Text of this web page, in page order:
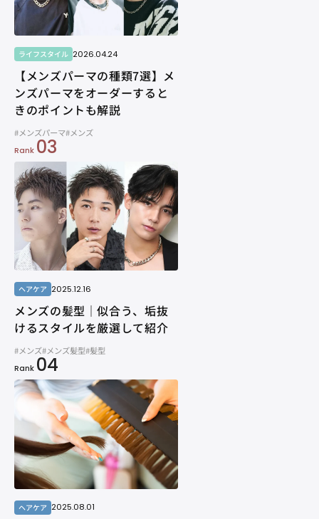
ライフスタイル 2026.04.24
【メンズパーマの種類7選】メ
ンズパーマをオーダーすると
きのポイントも解説
#メンズパーマ#メンズ
Rank 03
ヘアケア 2025.12.16
メンズの髪型｜似合う、垢抜
けるスタイルを厳選して紹介
#メンズ#メンズ髪型#髪型
Rank 04
ヘアケア 2025.08.01